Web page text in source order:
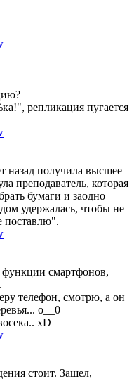
репликация пугается
назад получила высшее
преподаватель, которая
бумаги и заодно
удержалась, чтобы не
поставлю".
смартфонов,
телефон, смотрю, а он
о__0
xD
стоит. Зашел,